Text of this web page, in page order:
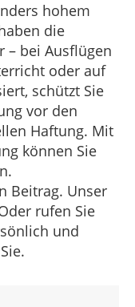
hohem
die
– bei Ausflügen
oder auf
schützt Sie
vor den
Haftung. Mit
können Sie
Beitrag. Unser
rufen Sie
und